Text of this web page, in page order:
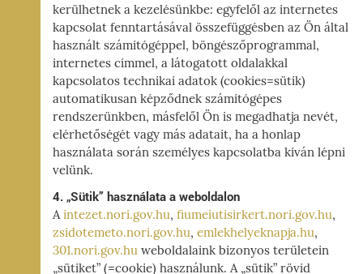
kerülhetnek a kezelésünkbe: egyfelől az internetes
kapcsolat fenntartásával összefüggésben az Ön által
használt számítógéppel, böngészőprogrammal,
internetes címmel, a látogatott oldalakkal
kapcsolatos technikai adatok (cookies=sütik)
automatikusan képződnek számítógépes
rendszerünkben, másfelől Ön is megadhatja nevét,
elérhetőségét vagy más adatait, ha a honlap
használata során személyes kapcsolatba kíván lépni
velünk.
4. „Sütik” használata a weboldalon
Aintezet.nori.gov.hu, fiumeiutisirkert.nori.gov.hu,
zsidotemeto.nori.gov.hu, emlekhelyeknapja.hu,
301.nori.gov.hu weboldalaink bizonyos területein
„sütiket” (=cookie) használunk. A „sütik” rövid